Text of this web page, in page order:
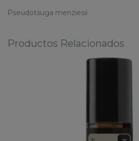
Pseudotsuga menziesii
Productos Relacionados